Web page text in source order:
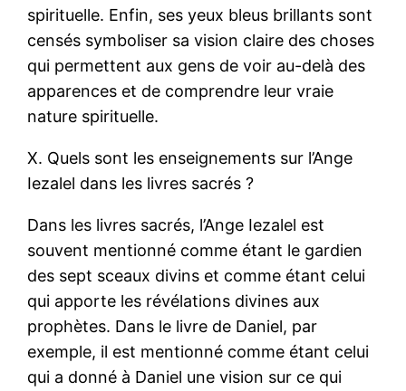
spirituelle. Enfin, ses yeux bleus brillants sont
censés symboliser sa vision claire des choses
qui permettent aux gens de voir au-delà des
apparences et de comprendre leur vraie
nature spirituelle.
X. Quels sont les enseignements sur l’Ange
Iezalel dans les livres sacrés ?
Dans les livres sacrés, l’Ange Iezalel est
souvent mentionné comme étant le gardien
des sept sceaux divins et comme étant celui
qui apporte les révélations divines aux
prophètes. Dans le livre de Daniel, par
exemple, il est mentionné comme étant celui
qui a donné à Daniel une vision sur ce qui